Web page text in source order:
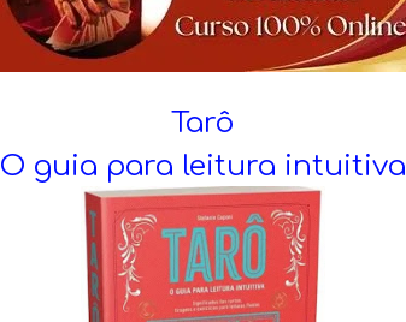
Tarô
O guia para leitura intuitiva